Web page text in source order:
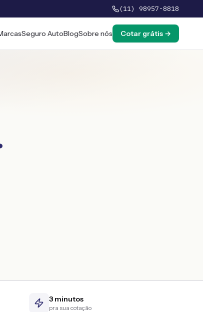
(11) 98957-8818
Seguro AutoBlogSobre nós Cotar grátis →
3 minutos
pra sua cotação